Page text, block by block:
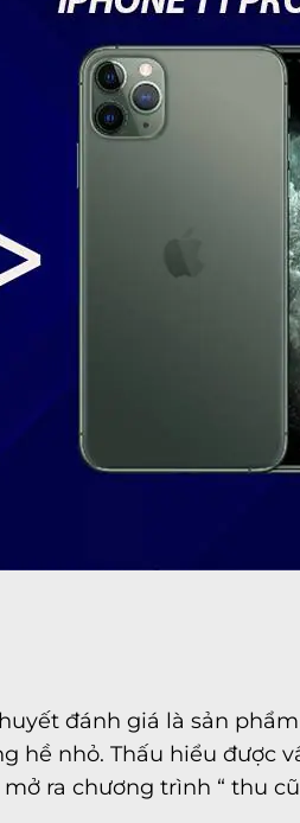
đánh giá là sản
hề nhỏ. Thấu hiểu được
ra chương trình “ thu